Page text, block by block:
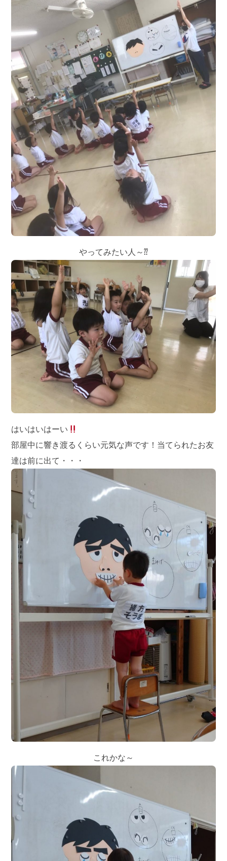
やってみたい人～⁇
はいはいはーい
部屋中に響き渡るくらい元気な声です！当てられたお友
達は前に出て・・・
これかな～